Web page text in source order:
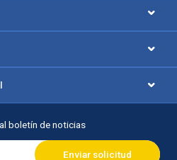
boletín de noticias